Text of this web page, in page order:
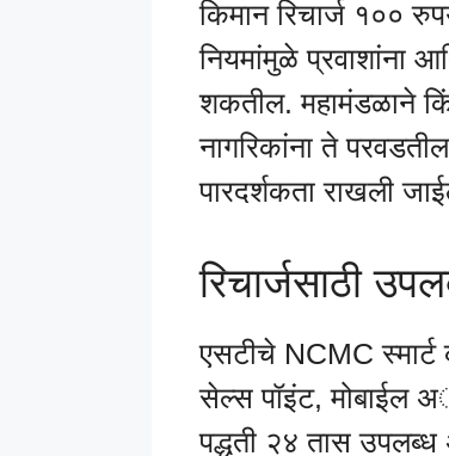
किमान रिचार्ज १००
नियमांमुळे प्रवाशांना
शकतील. महामंडळाने
नागरिकांना ते
पारदर्शकता राखली
रिचार्जसाठी
एसटीचे NCMC स्मार्ट
सेल्स पॉइंट, मोबाईल
पद्धती २४ तास उपलब्ध